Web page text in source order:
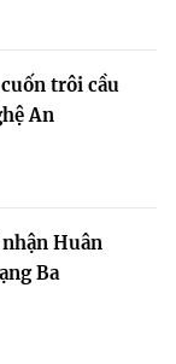
trôi cầu
An
Huân
Ba